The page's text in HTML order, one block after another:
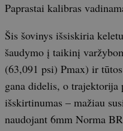
Paprastai kalibras
Šis šovinys išsiskiria
šaudymo į taikinį
(63,091 psi) Pmax) ir
gana didelis, o
išskirtinumas – mažiau
naudojant 6mm Norma